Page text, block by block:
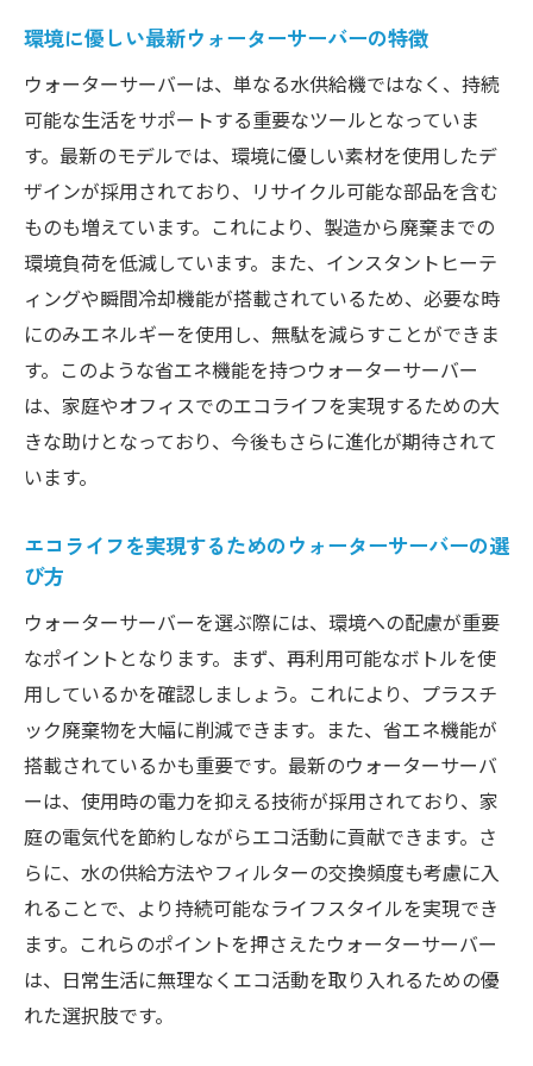
環境に優しい最新ウォーターサーバーの特徴
ウォーターサーバーは、単なる水供給機ではなく、持続
可能な生活をサポートする重要なツールとなっていま
す。最新のモデルでは、環境に優しい素材を使用したデ
ザインが採用されており、リサイクル可能な部品を含む
ものも増えています。これにより、製造から廃棄までの
環境負荷を低減しています。また、インスタントヒーテ
ィングや瞬間冷却機能が搭載されているため、必要な時
にのみエネルギーを使用し、無駄を減らすことができま
す。このような省エネ機能を持つウォーターサーバー
は、家庭やオフィスでのエコライフを実現するための大
きな助けとなっており、今後もさらに進化が期待されて
います。
エコライフを実現するためのウォーターサーバーの選
び方
ウォーターサーバーを選ぶ際には、環境への配慮が重要
なポイントとなります。まず、再利用可能なボトルを使
用しているかを確認しましょう。これにより、プラスチ
ック廃棄物を大幅に削減できます。また、省エネ機能が
搭載されているかも重要です。最新のウォーターサーバ
ーは、使用時の電力を抑える技術が採用されており、家
庭の電気代を節約しながらエコ活動に貢献できます。さ
らに、水の供給方法やフィルターの交換頻度も考慮に入
れることで、より持続可能なライフスタイルを実現でき
ます。これらのポイントを押さえたウォーターサーバー
は、日常生活に無理なくエコ活動を取り入れるための優
れた選択肢です。